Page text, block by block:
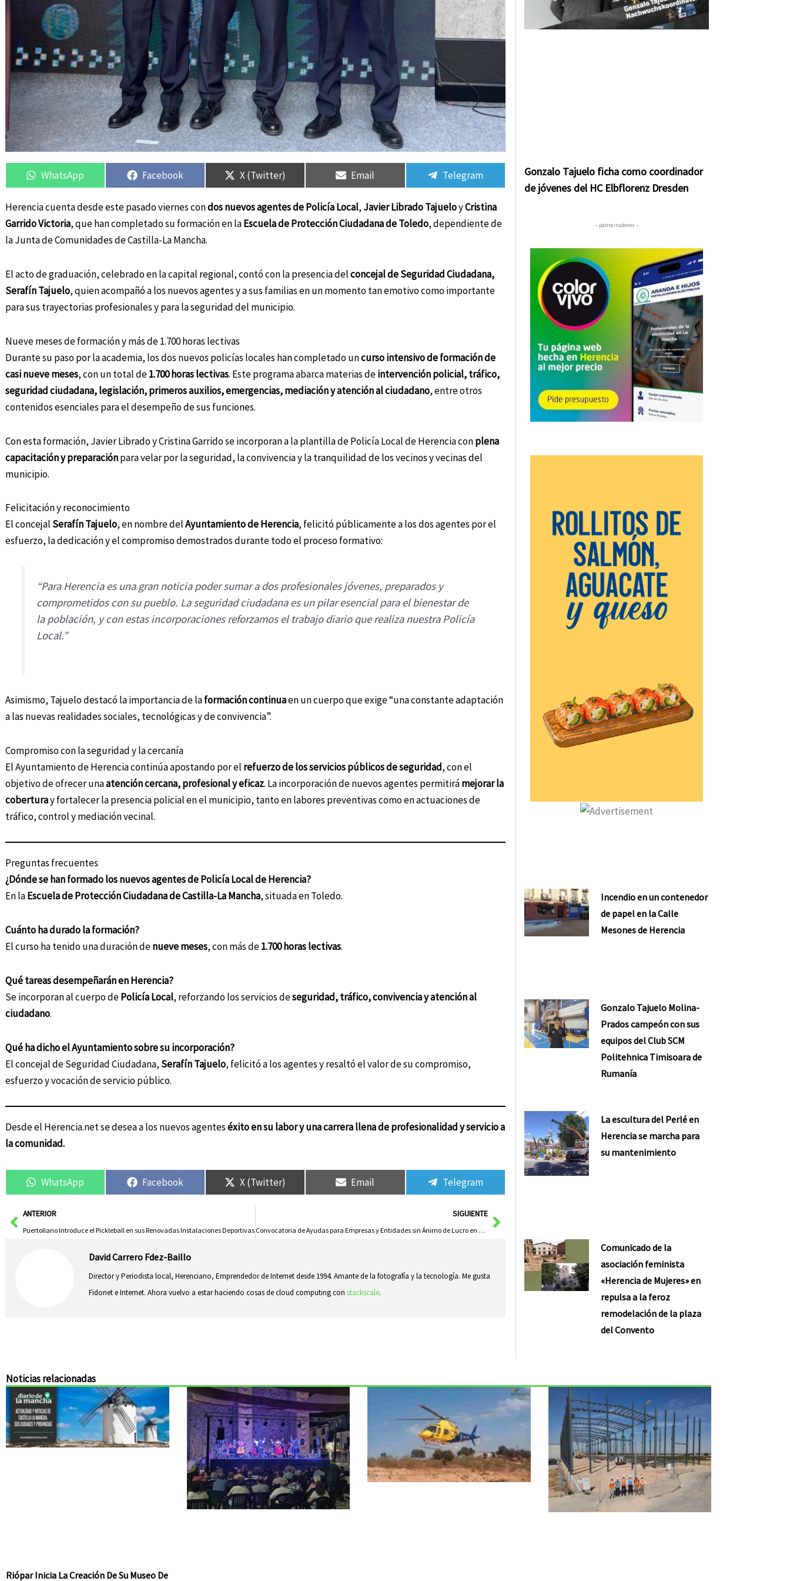
Compartir
en
WhatsApp
Compartir
en
Facebook
Compartir
en
X (Twitter)
Compartir
en
Email
Compartir
en
Telegram
Herencia cuenta desde este pasado viernes condos nuevos agentes de Policía Local, Javier Librado TajueloyCristina
Garrido Victoria, que han completado su formación en laEscuela de Protección Ciudadana de Toledo, dependiente de
la Junta de Comunidades de Castilla-La Mancha.
El acto de graduación, celebrado en la capital regional, contó con la presencia delconcejal de Seguridad Ciudadana,
Serafín Tajuelo, quien acompañó a los nuevos agentes y a sus familias en un momento tan emotivo como importante
para sus trayectorias profesionales y para la seguridad del municipio.
Nueve meses de formación y más de 1.700 horas lectivas
Durante su paso por la academia, los dos nuevos policías locales han completado uncurso intensivo de formación de
casi nueve meses, con un total de1.700 horas lectivas. Este programa abarca materias deintervención policial, tráfico,
seguridad ciudadana, legislación, primeros auxilios, emergencias, mediación y atención al ciudadano, entre otros
contenidos esenciales para el desempeño de sus funciones.
Con esta formación, Javier Librado y Cristina Garrido se incorporan a la plantilla de Policía Local de Herencia conplena
capacitación y preparaciónpara velar por la seguridad, la convivencia y la tranquilidad de los vecinos y vecinas del
municipio.
Felicitación y reconocimiento
El concejal Serafín Tajuelo, en nombre delAyuntamiento de Herencia, felicitó públicamente a los dos agentes por el
esfuerzo, la dedicación y el compromiso demostrados durante todo el proceso formativo:
“Para Herencia es una gran noticia poder sumar a dos profesionales jóvenes, preparados y
comprometidos con su pueblo. La seguridad ciudadana es un pilar esencial para el bienestar de
la población, y con estas incorporaciones reforzamos el trabajo diario que realiza nuestra Policía
Local.”
Asimismo, Tajuelo destacó la importancia de laformación continuaen un cuerpo que exige “una constante adaptación
a las nuevas realidades sociales, tecnológicas y de convivencia”.
Compromiso con la seguridad y la cercanía
El Ayuntamiento de Herencia continúa apostando por el refuerzo de los servicios públicos de seguridad, con el
objetivo de ofrecer unaatención cercana, profesional y eficaz. La incorporación de nuevos agentes permitirámejorar la
coberturay fortalecer la presencia policial en el municipio, tanto en labores preventivas como en actuaciones de
tráfico, control y mediación vecinal.
Preguntas frecuentes
¿Dónde se han formado los nuevos agentes de Policía Local de Herencia?
En laEscuela de Protección Ciudadana de Castilla-La Mancha, situada en Toledo.
Cuánto ha durado la formación?
El curso ha tenido una duración denueve meses, con más de1.700 horas lectivas.
Qué tareas desempeñarán en Herencia?
Se incorporan al cuerpo dePolicía Local, reforzando los servicios deseguridad, tráfico, convivencia y atención al
ciudadano.
Qué ha dicho el Ayuntamiento sobre su incorporación?
El concejal de Seguridad Ciudadana, Serafín Tajuelo, felicitó a los agentes y resaltó el valor de su compromiso,
esfuerzo y vocación de servicio público.
Desde el Herencia.net se desea a los nuevos agenteséxito en su labor y una carrera llena de profesionalidad y servicio a
la comunidad.
Compartir
en
WhatsApp
Compartir
en
Facebook
Compartir
en
X (Twitter)
Compartir
en
Email
Compartir
en
Telegram
AntANTERIOR
Puertollano Introduce el Pickleball en sus Renovadas Instalaciones Deportivas
SIGUIENTE
Convocatoria de Ayudas para Empresas y Entidades sin Ánimo de Lucro en Áreas de Cabañeros y Las Tablas de Daimiel
Siguiente
David Carrero Fdez-Baillo
Director y Periodista local, Herenciano, Emprendedor de Internet desde 1994. Amante de la fotografía y la tecnología. Me gusta
Fidonet e Internet. Ahora vuelvo a estar haciendo cosas de cloud computing con stackscale.
Gonzalo Tajuelo ficha como coordinador
de jóvenes del HC Elbflorenz Dresden
– patrocinadores –
Incendio en un contenedor
de papel en la Calle
Mesones de Herencia
Gonzalo Tajuelo Molina-
Prados campeón con sus
equipos del Club SCM
Politehnica Timisoara de
Rumanía
La escultura del Perlé en
Herencia se marcha para
su mantenimiento
Comunicado de la
asociación feminista
«Herencia de Mujeres» en
repulsa a la feroz
remodelación de la plaza
del Convento
Noticias relacionadas
Riópar Inicia La Creación De Su Museo De